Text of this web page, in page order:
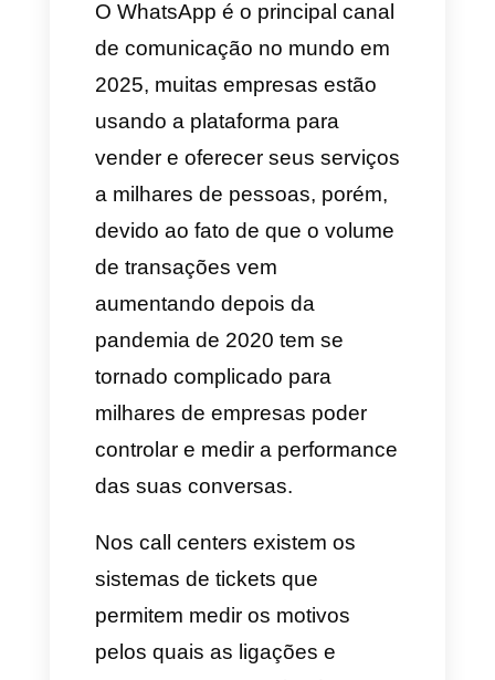
Automatize a atribuição de
tickets
Conclusão
O WhatsApp é o principal canal
de comunicação no mundo em
2025, muitas empresas estão
vender e oferecer seus serviços
a milhares de pessoas, porém,
devido ao fato de que o volume
de transações vem
aumentando depois da
pandemia de 2020 tem se
tornado complicado para